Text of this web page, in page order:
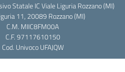
Statale IC Viale Liguria Rozzano (MI)
11, 20089 Rozzano (MI)
C.M. MIIC8FM00A
C.F. 97117610150
Cod. Univoco UFAJQW